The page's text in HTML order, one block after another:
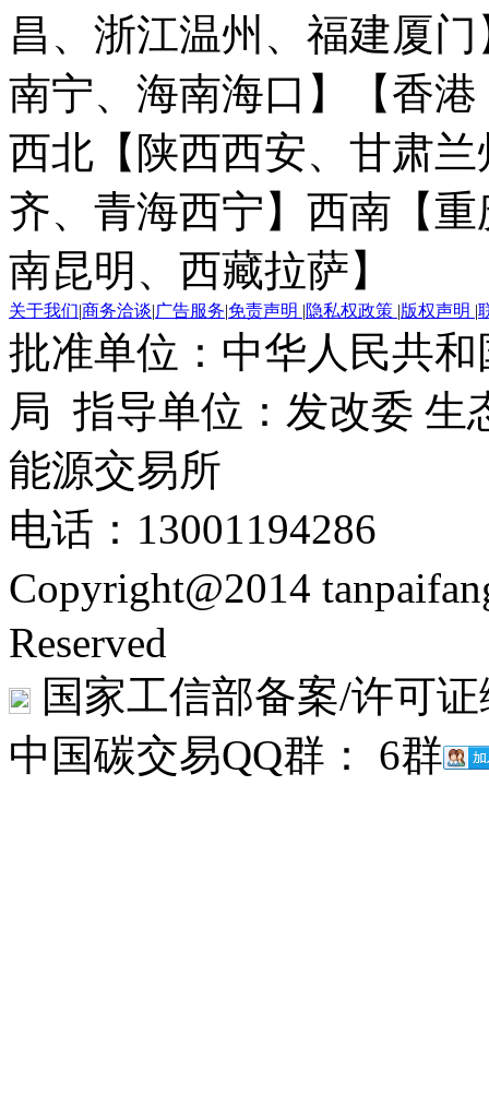
昌、浙江温州、福建厦门
南宁、海南海口】
【香
西北【陕西西安、甘肃
齐、青海西宁】 西南【
南昆明、西藏拉萨】
关于我们|商务洽谈|广告服务|免责声明 |隐私权政策 |版权声明 |
批准单位：中华人民共
局 指导单位：发改委 生
能源交易所
电话：13001194286
Copyright@2014
Reserved
国家工信部备案/许可
中国碳交易QQ群： 6群